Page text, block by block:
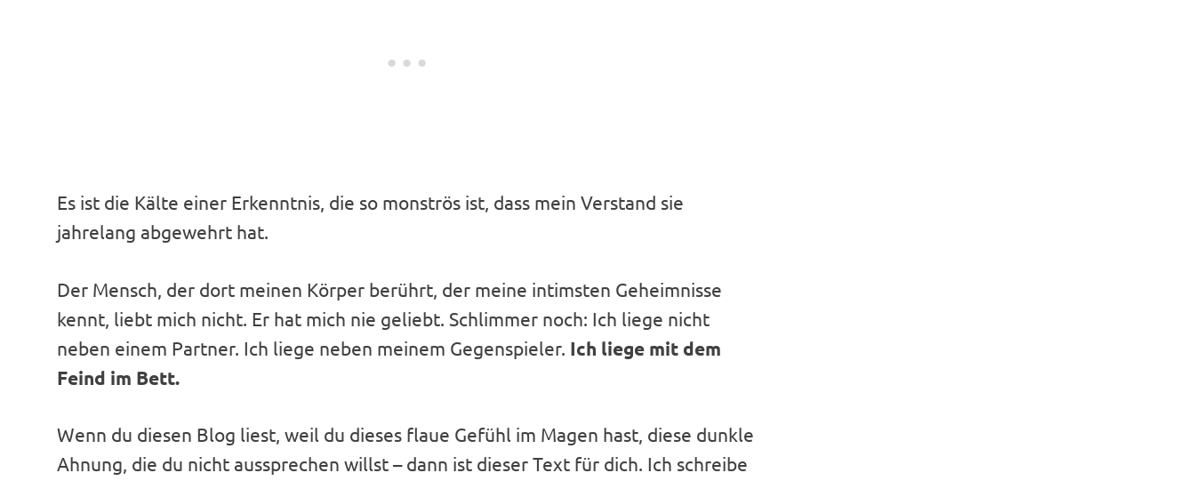
Es ist die Kälte einer Erkenntnis, die so monströs ist, dass mein Verstand sie
jahrelang abgewehrt hat.
Der Mensch, der dort meinen Körper berührt, der meine intimsten Geheimnisse
kennt, liebt mich nicht. Er hat mich nie geliebt. Schlimmer noch: Ich liege nicht
neben einem Partner. Ich liege neben meinem Gegenspieler. Ich liege mit dem
Feind im Bett.
Wenn du diesen Blog liest, weil du dieses flaue Gefühl im Magen hast, diese dunkle
Ahnung, die du nicht aussprechen willst – dann ist dieser Text für dich. Ich schreibe